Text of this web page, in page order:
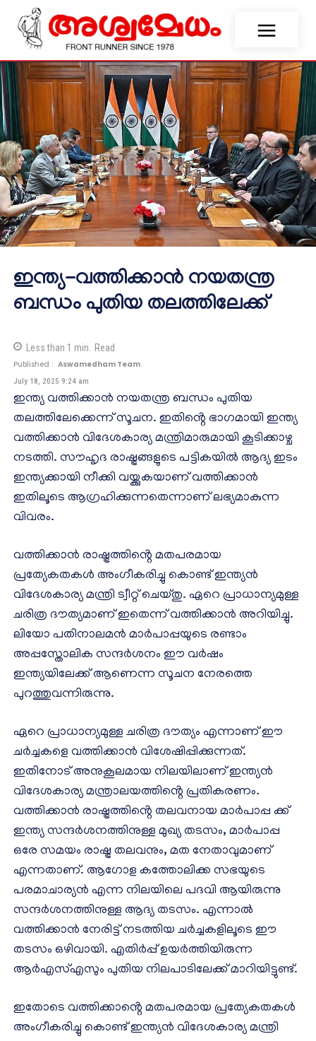
ഇന്ത്യ-വത്തിക്കാൻ നയതന്ത്ര
ബന്ധം പുതിയ തലത്തിലേക്ക്
Less than 1 min. Read
Published : Aswamedham Team
July 18, 2025 9:24 am
ഇന്ത്യ വത്തിക്കാൻ നയതന്ത്ര ബന്ധം പുതിയ
തലത്തിലേക്കെന്ന് സൂചന. ഇതിൻ്റെ ഭാഗമായി ഇന്ത്യ
വത്തിക്കാൻ വിദേശകാര്യ മന്ത്രിമാരുമായി കൂടിക്കാഴ്ച
നടത്തി. സൗഹൃദ രാഷ്ട്രങ്ങളുടെ പട്ടികയിൽ ആദ്യ ഇടം
ഇന്ത്യക്കായി നീക്കി വയ്ക്കുകയാണ് വത്തിക്കാൻ
ഇതിലൂടെ ആഗ്രഹിക്കുന്നതെന്നാണ് ലഭ്യമാകുന്ന
വിവരം.
വത്തിക്കാൻ രാഷ്ട്രത്തിൻ്റെ മതപരമായ
പ്രത്യേകതകൾ അംഗീകരിച്ചു കൊണ്ട് ഇന്ത്യൻ
വിദേശകാര്യ മന്ത്രി ട്വീറ്റ് ചെയ്തു. ഏറെ പ്രാധാന്യമുള്ള
ചരിത്ര ദൗത്യമാണ് ഇതെന്ന് വത്തിക്കാൻ അറിയിച്ചു.
ലിയോ പതിനാലമൻ മാർപാപ്പയുടെ രണ്ടാം
അപ്പസ്തോലിക സന്ദർശനം ഈ വർഷം
ഇന്ത്യയിലേക്ക് ആണെന്ന സൂചന നേരത്തെ
പുറത്തുവന്നിരുന്നു.
ഏറെ പ്രാധാന്യമുള്ള ചരിത്ര ദൗത്യം എന്നാണ് ഈ
ചർച്ചകളെ വത്തിക്കാൻ വിശേഷിപ്പിക്കുന്നത്.
ഇതിനോട് അനുകൂലമായ നിലയിലാണ് ഇന്ത്യൻ
വിദേശകാര്യ മന്ത്രാലയത്തിൻ്റെ പ്രതികരണം.
വത്തിക്കാൻ രാഷ്ട്രത്തിൻ്റെ തലവനായ മാർപാപ്പ ക്ക്
ഇന്ത്യ സന്ദർശനത്തിനുള്ള മുഖ്യ തടസം, മാർപാപ്പ
ഒരേ സമയം രാഷ്ട്ര തലവനും, മത നേതാവുമാണ്
എന്നതാണ്. ആഗോള കത്തോലിക്ക സഭയുടെ
പരമാചാര്യൻ എന്ന നിലയിലെ പദവി ആയിരുന്നു
സന്ദർശനത്തിനുള്ള ആദ്യ തടസം. എന്നാൽ
വത്തിക്കാൻ നേരിട്ട് നടത്തിയ ചർച്ചകളിലൂടെ ഈ
തടസം ഒഴിവായി. എതിർപ്പ് ഉയർത്തിയിരുന്ന
ആർഎസ്എസും പുതിയ നിലപാടിലേക്ക് മാറിയിട്ടുണ്ട്.
ഇതോടെ വത്തിക്കാൻ്റെ മതപരമായ പ്രത്യേകതകൾ
അംഗീകരിച്ചു കൊണ്ട് ഇന്ത്യൻ വിദേശകാര്യ മന്ത്രി